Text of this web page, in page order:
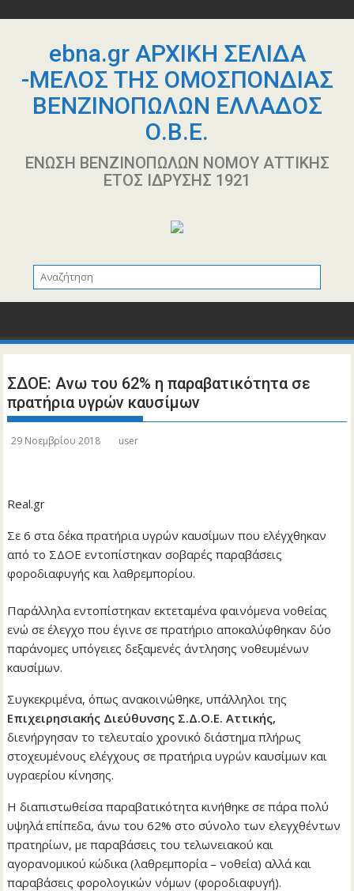
περιεχόμενοebna.gr ΑΡΧΙΚΗ ΣΕΛΙΔΑ
-ΜΕΛΟΣ ΤΗΣ ΟΜΟΣΠΟΝΔΙΑΣ
ΒΕΝΖΙΝΟΠΩΛΩΝ ΕΛΛΑΔΟΣ
Ο.Β.Ε.
ΕΝΩΣΗ ΒΕΝΖΙΝΟΠΩΛΩΝ ΝΟΜΟΥ ΑΤΤΙΚΗΣ
ΕΤΟΣ ΙΔΡΥΣΗΣ 1921
ΣΔΟΕ: Ανω του 62% η παραβατικότητα σε
πρατήρια υγρών καυσίμων
29 Νοεμβρίου 2018 user
Real.gr
Σε 6 στα δέκα πρατήρια υγρών καυσίμων που ελέγχθηκαν
από το ΣΔΟΕ εντοπίστηκαν σοβαρές παραβάσεις
φοροδιαφυγής και λαθρεμπορίου.
Παράλληλα εντοπίστηκαν εκτεταμένα φαινόμενα νοθείας
ενώ σε έλεγχο που έγινε σε πρατήριο αποκαλύφθηκαν δύο
παράνομες υπόγειες δεξαμενές άντλησης νοθευμένων
καυσίμων.
Συγκεκριμένα, όπως ανακοινώθηκε, υπάλληλοι της
Επιχειρησιακής Διεύθυνσης Σ.Δ.Ο.Ε. Αττικής,
διενήργησαν το τελευταίο χρονικό διάστημα πλήρως
στοχευμένους ελέγχους σε πρατήρια υγρών καυσίμων και
υγραερίου κίνησης.
Η διαπιστωθείσα παραβατικότητα κινήθηκε σε πάρα πολύ
υψηλά επίπεδα, άνω του 62% στο σύνολο των ελεγχθέντων
πρατηρίων, με παραβάσεις του τελωνειακού και
αγορανομικού κώδικα (λαθρεμπορία – νοθεία) αλλά και
παραβάσεις φορολογικών νόμων (φοροδιαφυγή).